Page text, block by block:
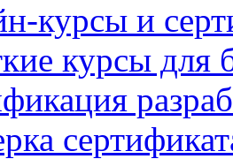
курсы и
курсы для